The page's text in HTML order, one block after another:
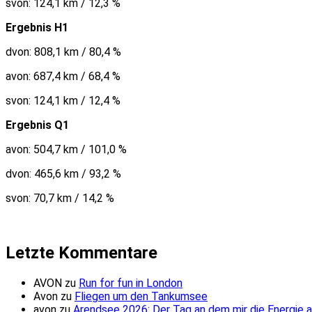
svon: 124,1 km / 12,3 %
Ergebnis H1
dvon: 808,1 km / 80,4 %
avon: 687,4 km / 68,4 %
svon: 124,1 km / 12,4 %
Ergebnis Q1
avon: 504,7 km / 101,0 %
dvon: 465,6 km / 93,2 %
svon: 70,7 km / 14,2 %
Letzte Kommentare
AVON zu Run for fun in London
Avon zu Fliegen um den Tankumsee
avon zu Arendsee 2026: Der Tag an dem mir die Energie